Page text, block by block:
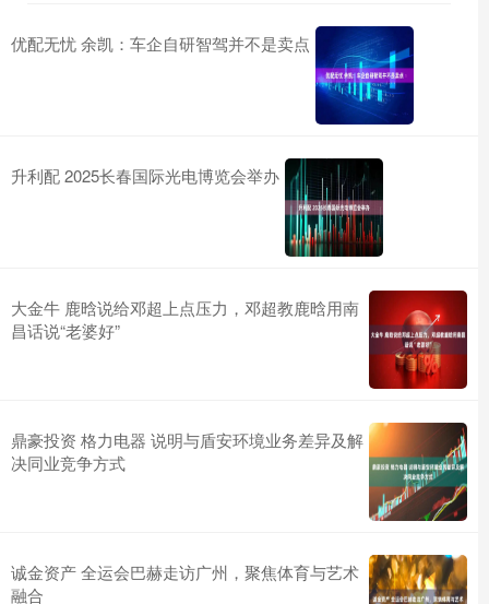
优配无忧 余凯：车企自研智驾并不是卖点
升利配 2025长春国际光电博览会举办
大金牛 鹿晗说给邓超上点压力，邓超教鹿晗用南
昌话说“老婆好”
鼎豪投资 格力电器 说明与盾安环境业务差异及解
决同业竞争方式
诚金资产 全运会巴赫走访广州，聚焦体育与艺术
融合